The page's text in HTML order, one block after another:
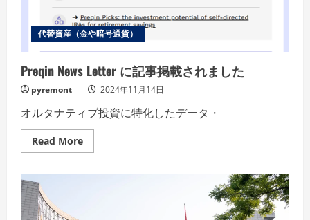
代替資産（金や暗号通貨）
Preqin News Letter に記事掲載されました
pyremont 2024年11月14日
オルタナティブ投資に特化したデータ・
Read MoreRead
more